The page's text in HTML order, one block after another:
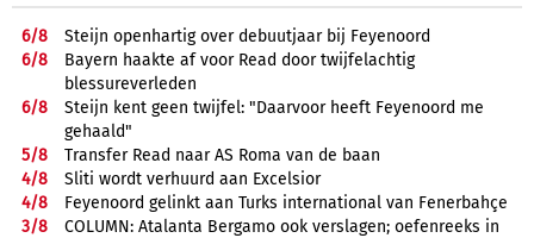
6/8
Steijn openhartig over debuutjaar bij Feyenoord
6/8
Bayern haakte af voor Read door twijfelachtig
blessureverleden
6/8
Steijn kent geen twijfel: "Daarvoor heeft Feyenoord me
gehaald"
5/8
Transfer Read naar AS Roma van de baan
4/8
Sliti wordt verhuurd aan Excelsior
4/8
Feyenoord gelinkt aan Turks international van Fenerbahçe
3/8
COLUMN: Atalanta Bergamo ook verslagen; oefenreeks in